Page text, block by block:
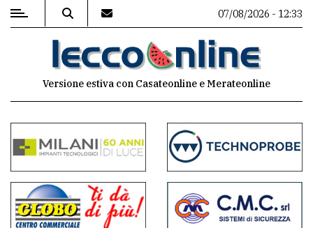
MENU
commenti
Contenuti
del
sito
07/08/2026 - 12:33
Versione estiva con Casateonline e Merateonline